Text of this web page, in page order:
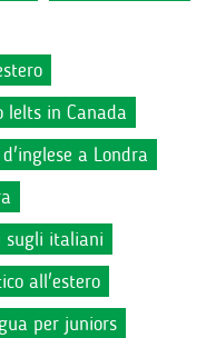
Ielts in Canada
d'inglese a Londra
sugli italiani
all'estero
per juniors